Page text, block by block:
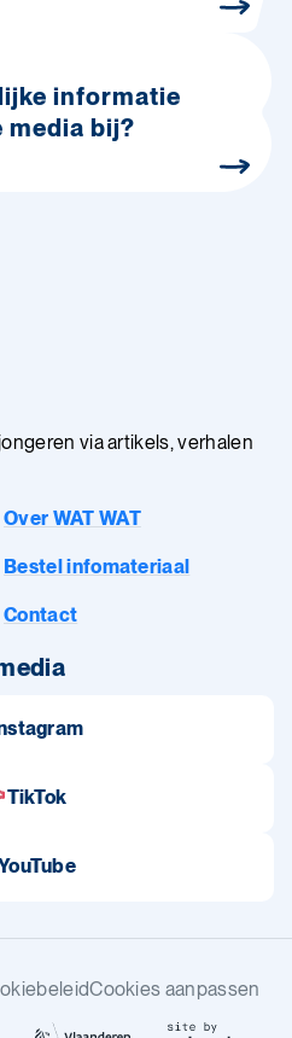
informatie
media bij?
via artikels, verhalen
Over WAT WAT
Bestel infomateriaal
Contact
TikTok
Cookies aanpassen